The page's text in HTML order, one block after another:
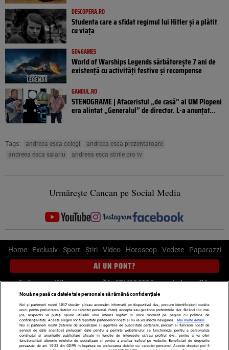
DESCOPERA.RO
Studenta care a sfidat regimul lui Hitler și a plătit
cu viața
GO4GAMES
World of Warships Legends sărbătorește 7 ani de
existență cu activități festive și recompense
GANDUL.RO
STENOGRAME | Afaceristul „de casă” al UM Plopeni
era alintat „Generalul” de director. L-a anunțat...
Tags: andreea esca colegi
andreea esca prezentatoare
andreea esca salariu
andreea esca stirile pro tv
Urmărește Cancan pe Social Media
Home Exclusiv Sport Știri Video Horoscop Vedete Paparazzi
AI UN PONT?
Scrie-ne pe Whatsapp, sună la 0741226226 sau trimite mail la
pont@cancan.ro
Știri interne Știri externe
Politică
Ultimele stiri
Diete Insula Iubirii Dictionar de vise
LIFE STYLE
Horoscop
Nouă ne pasă ca datele tale personale să rămână confidențiale
Noi și partenerii noștri 1017stocăm și/sau accesăm informații pe dispozitivul dvs., precum identificatorii cookie
unici pentru prelucrarea datelor cu caracter personal. Puteți accepta sau gestiona preferințele dvs. făcând clic mai
jos, respectiv vă puteți opune utilizării unui interes legitim în orice moment pe pagina cu politica de
confidențialitate. Aceste alegeri vor fi raportate partenerilor noștri și nu vă vor afecta navigarea.
Mai multe detalii
Noi si partenerii nostri (retelele de socializare si agentiile de publicitate partenere, precum si furnizorii nostri de
servicii de date analitice) prelucram date pentru a permite website-ului sa functioneze, pentru a personaliza
continutul si anunturile publicitare afisate in functie de interesele si/sau profilul dvs., pentru a va oferi
functionalitati aferente retelelor de socializare si pentru a analiza traficul pe website. Beneficiati de drepturile
prevazute de art. 15-22 din GDPR in legatura cu prelucrarea datelor cu caracter personal. Aceste drepturi pot fi